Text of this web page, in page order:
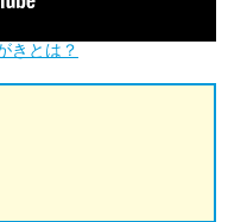
きとは？